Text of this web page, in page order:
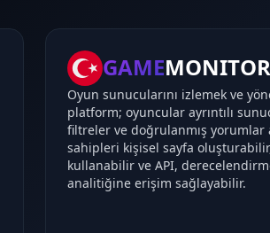
GAME
Oyun sunucularını izlemek ve
platform; oyuncular ayrıntılı
filtreler ve doğrulanmış yorumlar
sahipleri kişisel sayfa
kullanabilir ve API,
analitiğine erişim sağlayabilir.